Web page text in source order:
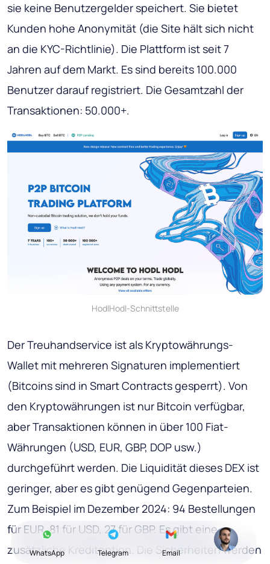
sie keine Benutzergelder speichert. Sie bietet
Kunden hohe Anonymität (die Site hält sich nicht
an die KYC-Richtlinie). Die Plattform ist seit 7
Jahren auf dem Markt. Es sind bereits 100.000
Benutzer darauf registriert. Die Gesamtzahl der
Transaktionen: 50.000+.
HodlHodl-Schnittstelle
Der Treuhandservice ist als Kryptowährungs-
Wallet mit mehreren Signaturen implementiert
(Bitcoins sind in Smart Contracts gesperrt). Von
den Kryptowährungen ist nur Bitcoin verfügbar,
aber Transaktionen können in über 100 Fiat-
Währungen (USD, EUR, GBP, DOP usw.)
durchgeführt werden. Die Liquidität dieses DEX ist
geringer, aber es gibt genügend Gegenparteien.
Zum Beispiel im Dezember 2024: 94 Bestellungen
für EUR, 81 für USD, 27 für GBP. Es gibt eine
zusätzliche Kreditoption. Die Sicherheiten werden
WhatsApp Telegram Email